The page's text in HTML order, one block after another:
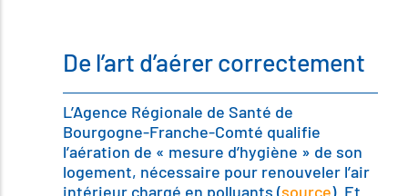
De l’art d’aérer correctement
L’Agence Régionale de Santé de
Bourgogne-Franche-Comté qualifie
l’aération de « mesure d’hygiène » de son
logement, nécessaire pour renouveler l’air
intérieur chargé en polluants (source). Et